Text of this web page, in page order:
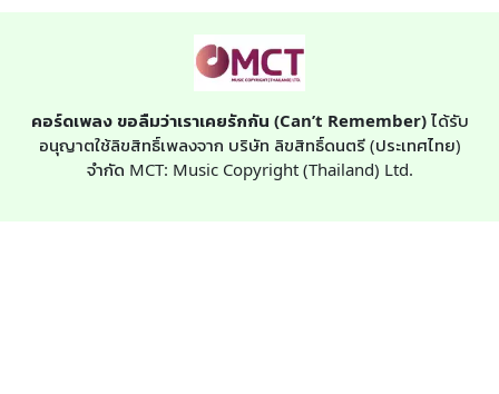
คอร์ดเพลง ขอลืมว่าเราเคยรักกัน (Can’t Remember)ได้รับ
อนุญาตใช้ลิขสิทธิ์เพลงจาก บริษัท ลิขสิทธิ์ดนตรี (ประเทศไทย)
จำกัด MCT: Music Copyright (Thailand) Ltd.